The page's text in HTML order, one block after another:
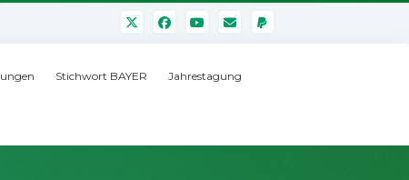
Stichwort BAYER Jahrestagung